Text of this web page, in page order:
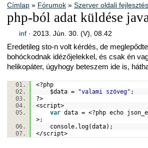
Címlap » Fórumok » Szerver oldali fejlesztés
php-ból adat küldése
inf· 2013. Jún. 30. (V), 08.42
Eredetileg sto-n volt kérdés, de
bohóckodnak idézőjelekkel, és csak én
helikopáter, úgyhogy beteszem ide is,
<?php
$data = "valami szöveg" ;
?>
<script>
var data = <?php echo
>;
console.log(data);
</script>